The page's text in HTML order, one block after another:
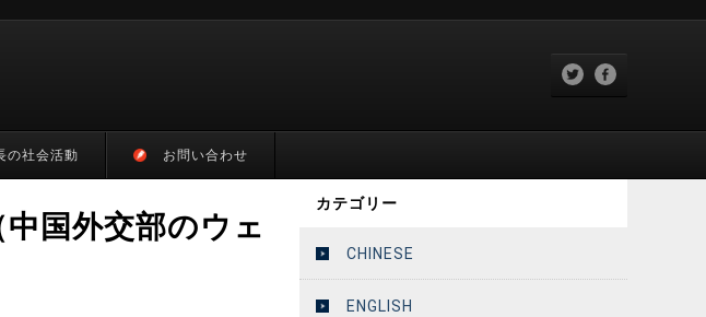
の社会活動 お問い合わせ
国外交部のウェ
カテゴリー
CHINESE
ENGLISH